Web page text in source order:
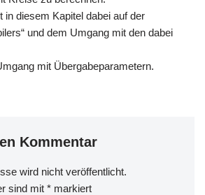
in diesem Kapitel dabei auf der
und dem Umgang mit den dabei
mit Übergabeparametern.
Kommentar
wird nicht veröffentlicht.
sind mit * markiert